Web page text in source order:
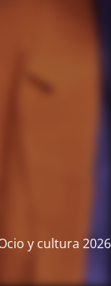
y cultura 2026